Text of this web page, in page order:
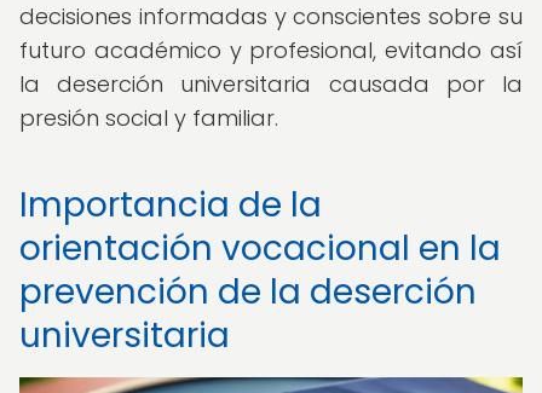
decisiones informadas y conscientes sobre su
futuro académico y profesional, evitando así
la deserción universitaria causada por la
presión social y familiar.
Importancia de la
orientación vocacional en la
prevención de la deserción
universitaria